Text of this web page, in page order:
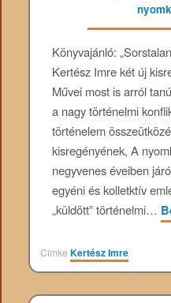
Könyvajánló:
Kertész Imre két új
Művei most is arról
a nagy történelmi
történelem
kisregényének, A
negyvenes éveiben
egyéni és kolletktív
„küldött” történelmi…
CímkeKertész Imre